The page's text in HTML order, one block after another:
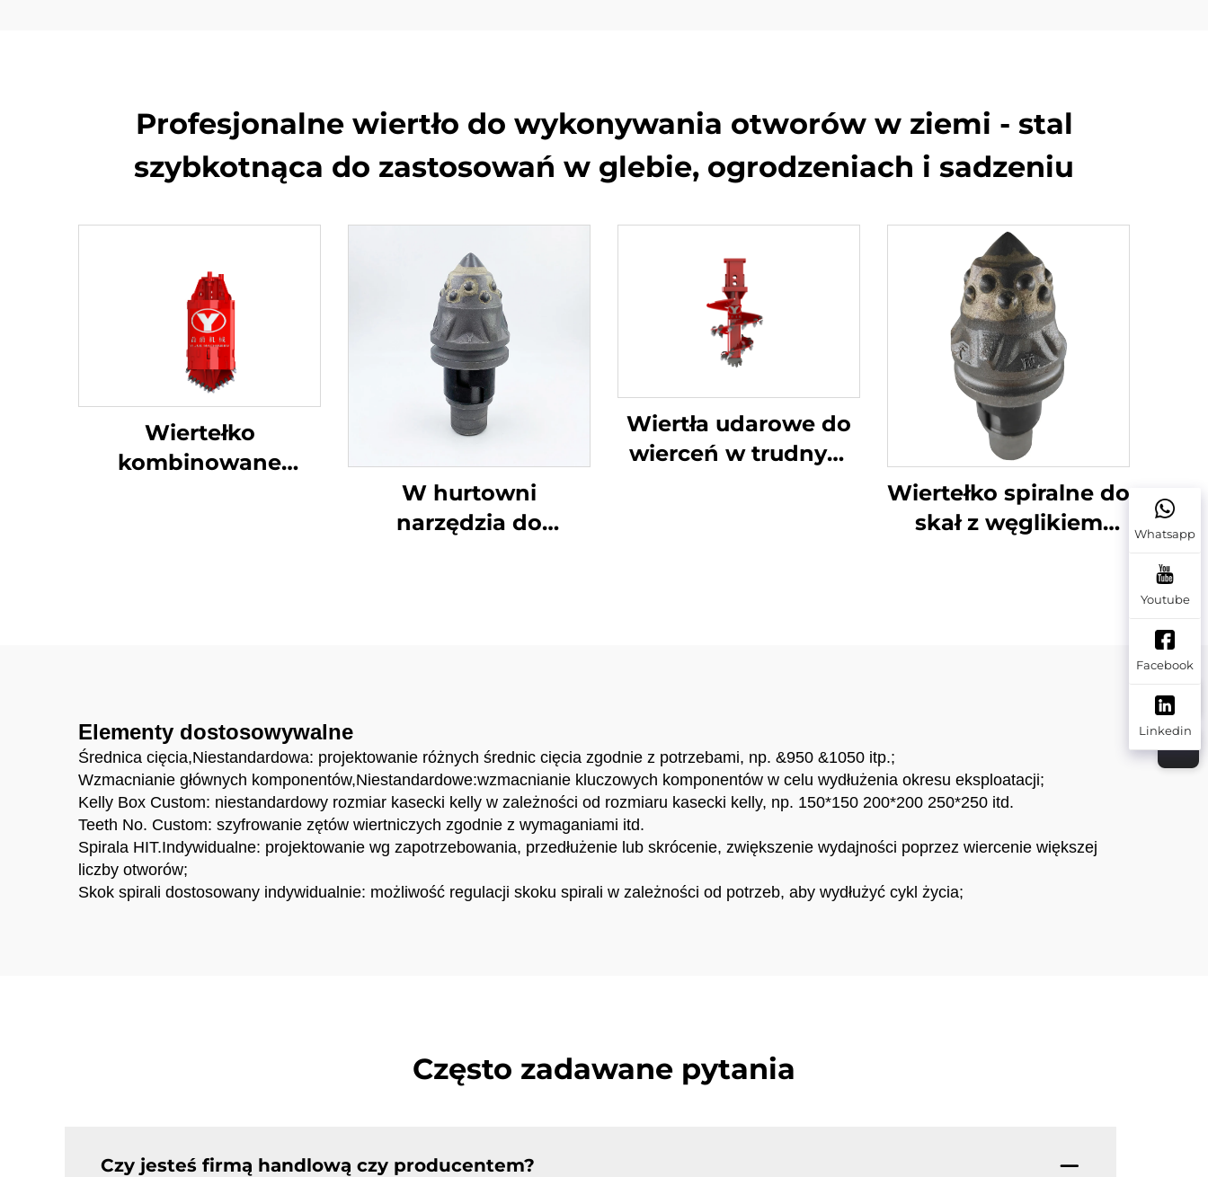
Profesjonalne wiertło do wykonywania otworów w ziemi - stal
szybkotnąca do zastosowań w glebie, ogrodzeniach i sadzeniu
Wiertełko
kombinowane
W hurtowni
narzędzia do
wiercenia
Wiertła udarowe do
wierceń w trudnym
Wiertełko spiralne do
skał z węglikiem
Elementy dostosowywalne
Średnica cięcia,Niestandardowa: projektowanie różnych średnic cięcia zgodnie z potrzebami, np. &950 &1050 itp.;
Wzmacnianie głównych komponentów,Niestandardowe:wzmacnianie kluczowych komponentów w celu wydłużenia okresu eksploatacji;
Kelly Box Custom: niestandardowy rozmiar kasecki kelly w zależności od rozmiaru kasecki kelly, np. 150*150 200*200 250*250 itd.
Teeth No. Custom: szyfrowanie zętów wiertniczych zgodnie z wymaganiami itd.
Spirala HIT.Indywidualne: projektowanie wg zapotrzebowania, przedłużenie lub skrócenie, zwiększenie wydajności poprzez wiercenie większej
liczby otworów;
Skok spirali dostosowany indywidualnie: możliwość regulacji skoku spirali w zależności od potrzeb, aby wydłużyć cykl życia;
Często zadawane pytania
Czy jesteś firmą handlową czy producentem?
Whatsapp
Youtube
Facebook
Linkedin